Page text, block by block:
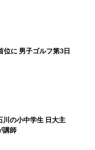
位に 男子ゴルフ第3日
川の小中学生 日大主
講師